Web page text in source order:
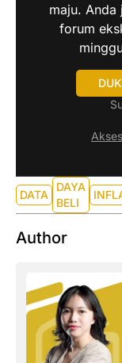
maju. Anda
forum
DATA
DAYA
BELI
Author